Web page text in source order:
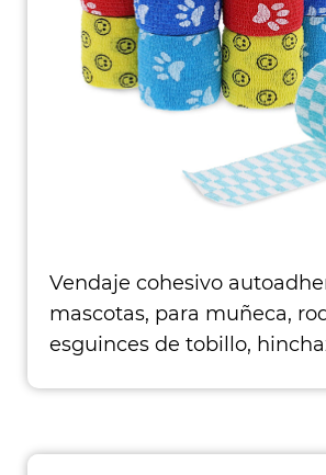
Vendaje cohesivo
mascotas, para muñeca,
esguinces de tobillo,